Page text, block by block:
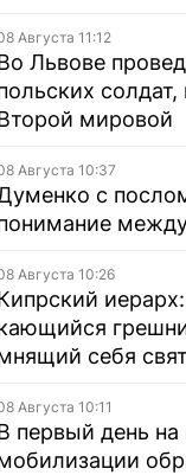
Августа 11:12
Львове
мировой
Августа 10:37
с
Августа 10:26
себя
Августа 10:11
первый день